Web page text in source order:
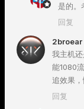
是的。
回复
2broear
我主机
能1080
追效果
回复